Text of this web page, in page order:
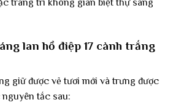
trang trí không gian biệt thự sang
lan hồ điệp 17 cành trắng
giữ được vẻ tươi mới và trưng được
tắc sau: